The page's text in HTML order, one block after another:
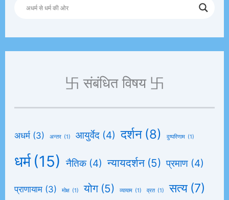
卐 संबंधित विषय 卐
अधर्म (3) अन्तर (1) आयुर्वेद (4) दर्शन (8) दुष्परिणाम (1)
धर्म (15) नैतिक (4) न्यायदर्शन (5) प्रमाण (4)
प्राणायाम (3) मोक्ष (1) योग (5) व्यायाम (1) व्रत (1) सत्य (7)